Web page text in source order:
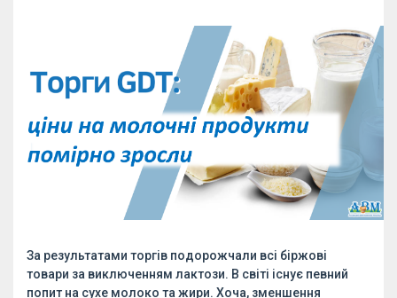
За результатами торгів подорожчали всі біржові
товари за виключенням лактози. В світі існує певний
попит на сухе молоко та жири. Хоча, зменшення